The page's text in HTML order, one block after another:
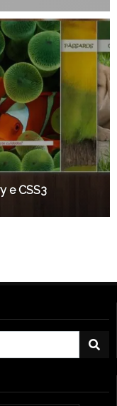
e CSS3